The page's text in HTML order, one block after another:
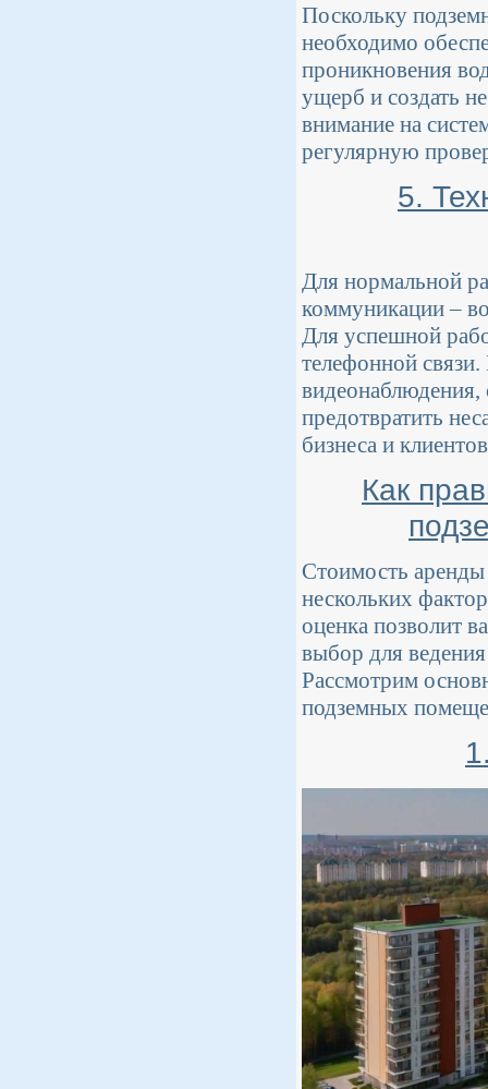
Поскольку
необходимо
проникновения
ущерб и создать
внимание на
регулярную
5.
Для нормальной
коммуникации –
Для успешной
телефонной
видеонаблюдения,
предотвратить
бизнеса и
Как
Стоимость аренды
нескольких
оценка позволит
выбор для
Рассмотрим
подземных